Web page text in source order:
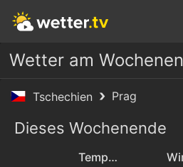
Wetter am
Tschechien Prag
Dieses Wochenende
Temperatur